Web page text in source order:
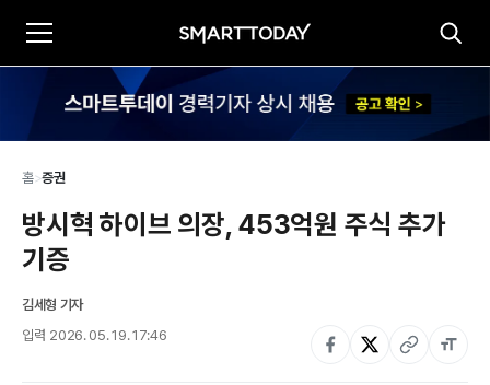
홈>증권
방시혁 하이브 의장, 453억원 주식 추가
기증
김세형 기자
입력 2026. 05. 19. 17:46